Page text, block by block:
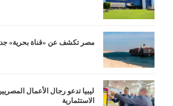
مصر تكشف عن «قناة بحرية»
ليبيا تدعو رجال الأعمال
الاستثمارية